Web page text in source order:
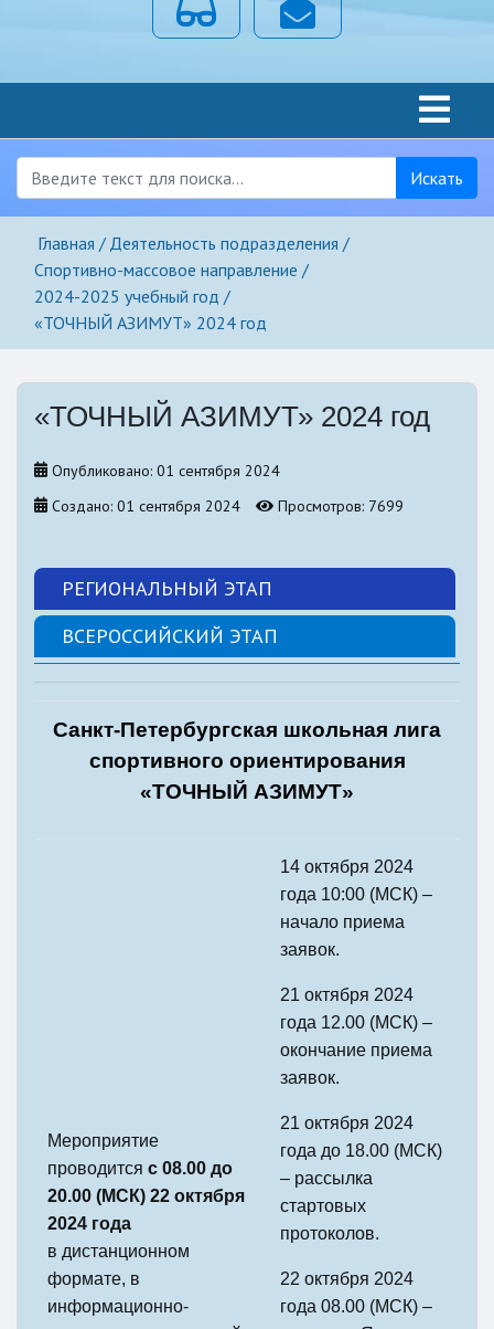
Для слабовидящих Почта
Искать
Главная
Деятельность подразделения
Спортивно-массовое направление
2024-2025 учебный год
«ТОЧНЫЙ АЗИМУТ» 2024 год
«ТОЧНЫЙ АЗИМУТ» 2024 год
Опубликовано: 01 сентября 2024
Создано: 01 сентября 2024
Просмотров: 7699
РЕГИОНАЛЬНЫЙ ЭТАП
ВСЕРОССИЙСКИЙ ЭТАП
Санкт-Петербургская школьная лига
спортивного ориентирования
«ТОЧНЫЙ АЗИМУТ»
Мероприятие
проводится с 08.00 до
20.00 (МСК) 22 октября
2024 года
в дистанционном
формате, в
информационно-
14 октября 2024
года 10:00 (МСК) –
начало приема
заявок.
21 октября 2024
года 12.00 (МСК) –
окончание приема
заявок.
21 октября 2024
года до 18.00 (МСК)
– рассылка
стартовых
протоколов.
22 октября 2024
года 08.00 (МСК) –